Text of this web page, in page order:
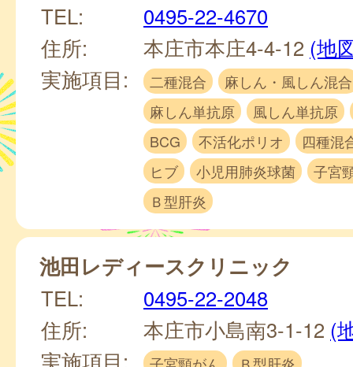
TEL:
0495-22-4670
住所:
本庄市本庄4-4-12 (地
実施項目:
二種混合
麻しん・風しん混合
麻しん単抗原
風しん単抗原
BCG
不活化ポリオ
四種混
ヒブ
小児用肺炎球菌
子宮
Ｂ型肝炎
池田レディースクリニック
TEL:
0495-22-2048
住所:
本庄市小島南3-1-12 (
実施項目: